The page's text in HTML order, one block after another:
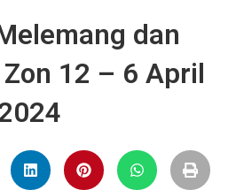
dan
12 – 6 April